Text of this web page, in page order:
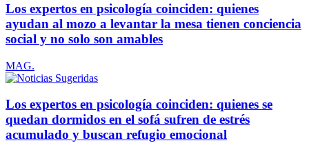
Los expertos en psicología coinciden: quienes
ayudan al mozo a levantar la mesa tienen conciencia
social y no solo son amables
MAG.
Los expertos en psicología coinciden: quienes se
quedan dormidos en el sofá sufren de estrés
acumulado y buscan refugio emocional